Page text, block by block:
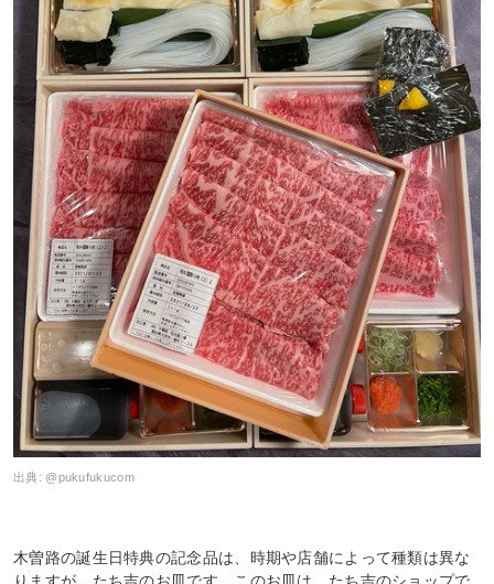
出典: @pukufukucom
木曽路の誕生日特典の記念品は、時期や店舗によって種類は異な